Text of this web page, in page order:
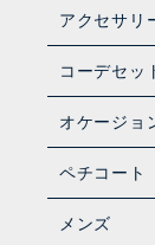
アクセサリ
コーデセッ
オケージョ
ペチコート
メンズ